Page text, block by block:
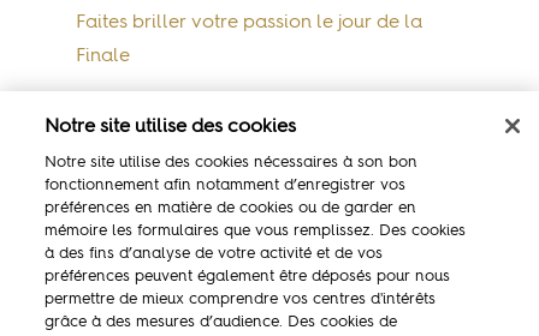
Faites briller votre passion le jour de la
Finale
Retrouvez
Président Professionnel sur :
Notre site utilise des cookies
Notre site utilise des cookies nécessaires à son bon
fonctionnement afin notamment d’enregistrer vos
préférences en matière de cookies ou de garder en
mémoire les formulaires que vous remplissez. Des cookies
à des fins d’analyse de votre activité et de vos
préférences peuvent également être déposés pour nous
permettre de mieux comprendre vos centres d'intérêts
grâce à des mesures d’audience. Des cookies de